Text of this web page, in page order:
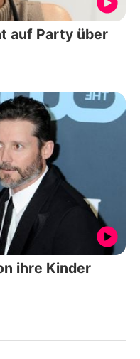
auf Party über
ihre Kinder